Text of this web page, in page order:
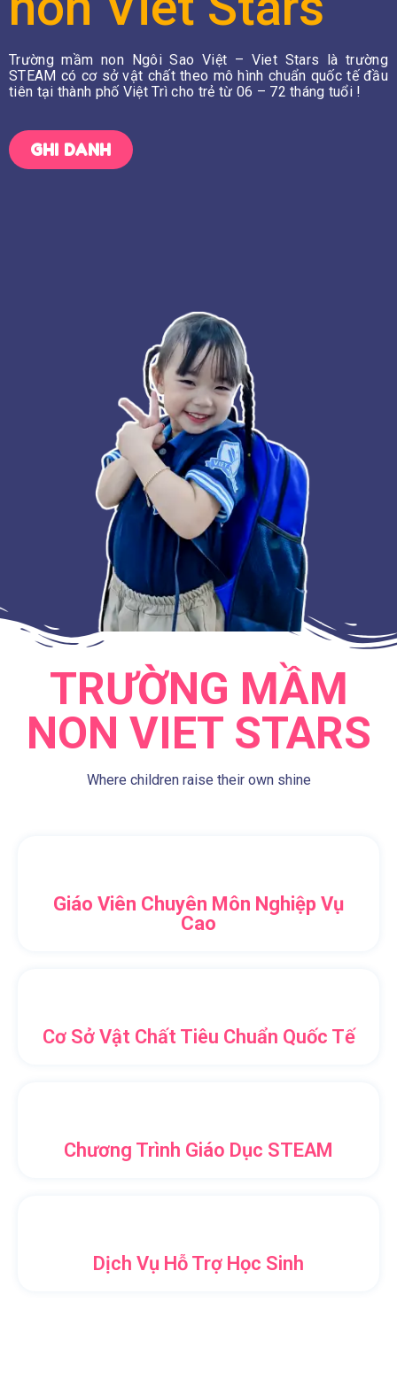
Trường mầm non Ngôi Sao Việt – Viet Stars là trường
STEAM có cơ sở vật chất theo mô hình chuẩn quốc tế đầu
tiên tại thành phố Việt Trì cho trẻ từ 06 – 72 tháng tuổi !
GHI DANH
TRƯỜNG MẦM
NON VIET STARS
Where children raise their own shine
Giáo Viên Chuyên Môn Nghiệp Vụ
Cao
Cơ Sở Vật Chất Tiêu Chuẩn Quốc Tế
Chương Trình Giáo Dục STEAM
Dịch Vụ Hỗ Trợ Học Sinh